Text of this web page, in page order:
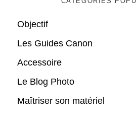
Objectif
Les Guides Canon
Accessoire
Le Blog Photo
Maîtriser son matériel